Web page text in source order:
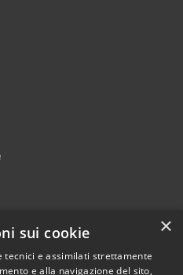
×
sui cookie
tecnici e assimilati strettamente
e alla navigazione del sito,